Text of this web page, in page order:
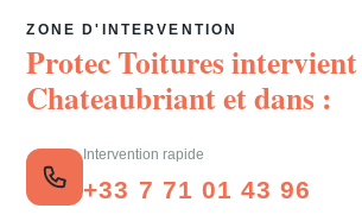
ZONE D'INTERVENTION
Protec Toitures
Chateaubriantet dans :
Intervention rapide
+33 7 71 01 43 96